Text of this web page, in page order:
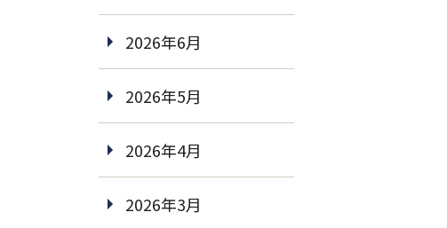
2026年6月
2026年5月
2026年4月
2026年3月